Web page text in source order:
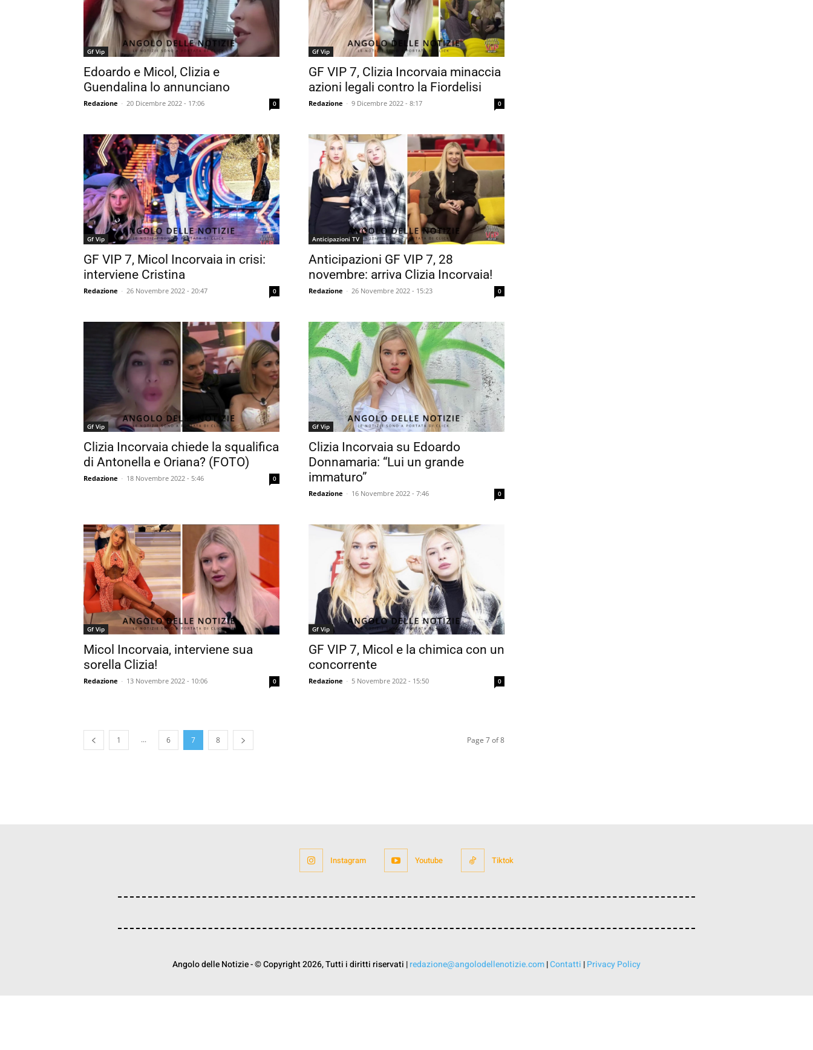
Gf Vip
Edoardo e Micol, Clizia e
Guendalina lo annunciano
Redazione - 20 Dicembre 2022 - 17:06 0
Gf Vip
GF VIP 7, Clizia Incorvaia minaccia
azioni legali contro la Fiordelisi
Redazione - 9 Dicembre 2022 - 8:17 0
Gf Vip
GF VIP 7, Micol Incorvaia in crisi:
interviene Cristina
Redazione - 26 Novembre 2022 - 20:47 0
Anticipazioni TV
Anticipazioni GF VIP 7, 28
novembre: arriva Clizia Incorvaia!
Redazione - 26 Novembre 2022 - 15:23 0
Gf Vip
Clizia Incorvaia chiede la squalifica
di Antonella e Oriana? (FOTO)
Redazione - 18 Novembre 2022 - 5:46 0
Gf Vip
Clizia Incorvaia su Edoardo
Donnamaria: “Lui un grande
immaturo”
Redazione - 16 Novembre 2022 - 7:46 0
Gf Vip
Micol Incorvaia, interviene sua
sorella Clizia!
Redazione - 13 Novembre 2022 - 10:06 0
Gf Vip
GF VIP 7, Micol e la chimica con un
concorrente
Redazione - 5 Novembre 2022 - 15:50 0
1 ... 6 7 8 Page 7 of 8
Instagram Youtube Tiktok
Angolo delle Notizie - © Copyright 2026, Tutti i diritti riservati |redazione@angolodellenotizie.com|Contatti |Privacy Policy